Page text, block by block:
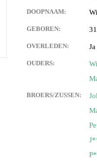
DOOPNAAM:
GEBOREN:
OVERLEDEN: Ja
OUDERS:
BROERS/ZUSSEN: